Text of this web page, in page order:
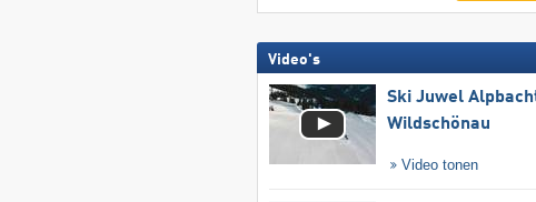
Video's
Ski Juwel
Wildschönau
Video tonen